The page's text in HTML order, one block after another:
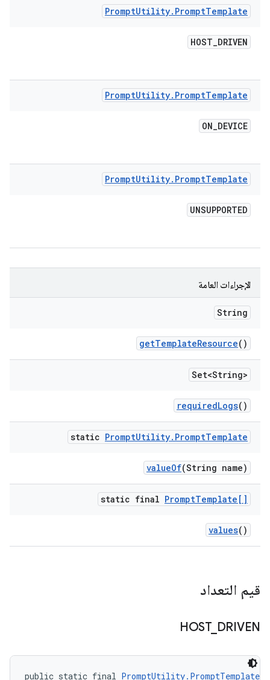
PromptUtility. PromptTemplate
HOST_DRIVEN
PromptUtility. PromptTemplate
ON_DEVICE
PromptUtility. PromptTemplate
UNSUPPORTED
الإجراءات العامة
String
getTemplateResource()
Set<String>
requiredLogs()
static PromptUtility. PromptTemplate
valueOf(String name)
static final PromptTemplate[]
values()
قيم التعداد
HOST_ DRIVEN
public static final PromptUtility.PromptTemplate